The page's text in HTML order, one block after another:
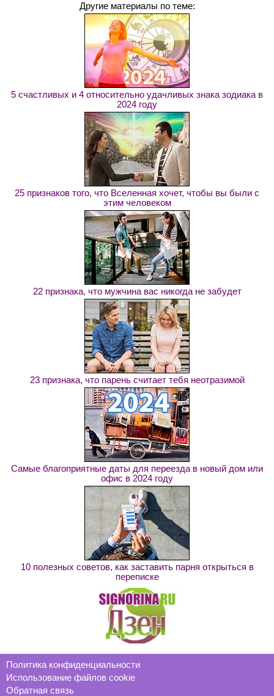
Другие материалы по теме:
5 счастливых и 4 относительно удачливых знака зодиака в
2024 году
25 признаков того, что Вселенная хочет, чтобы вы были с
этим человеком
22 признака, что мужчина вас никогда не забудет
23 признака, что парень считает тебя неотразимой
Самые благоприятные даты для переезда в новый дом или
офис в 2024 году
10 полезных советов, как заставить парня открыться в
переписке
Политика конфиденциальности
Использование файлов cookie
Обратная связь